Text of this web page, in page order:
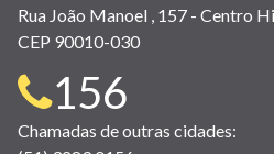
Rua João Manoel , 157 - Centro
CEP 90010-030
Telefone
para
156
Chamadas de outras cidades: